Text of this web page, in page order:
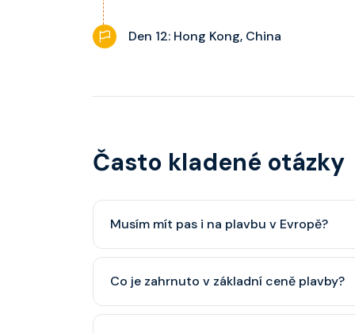
Den 12: Hong Kong, China
Často kladené otázky
Musím mít pas i na plavbu v Evropě?
minimálně 6 měsíců po skončení plavby.
Co je zahrnuto v základní ceně plavby?